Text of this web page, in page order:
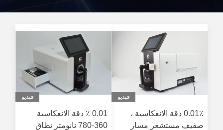
فيديو
0.01٪ دقة الانعكاسية ،
صفيف مستشعر مسار
فيديو
0.01 ٪ دقة الانعكاسية
360-780 نانومتر نطاق